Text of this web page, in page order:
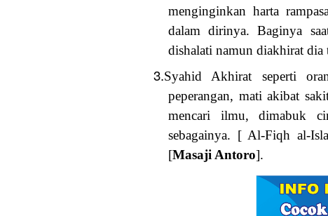
menginginkan harta
dalam dirinya. Baginya
dishalati namun diakhirat dia
3.Syahid Akhirat seperti
peperangan, mati akibat
mencari ilmu, dimabuk
sebagainya. [ Al-Fiqh al-
[Masaji Antoro].